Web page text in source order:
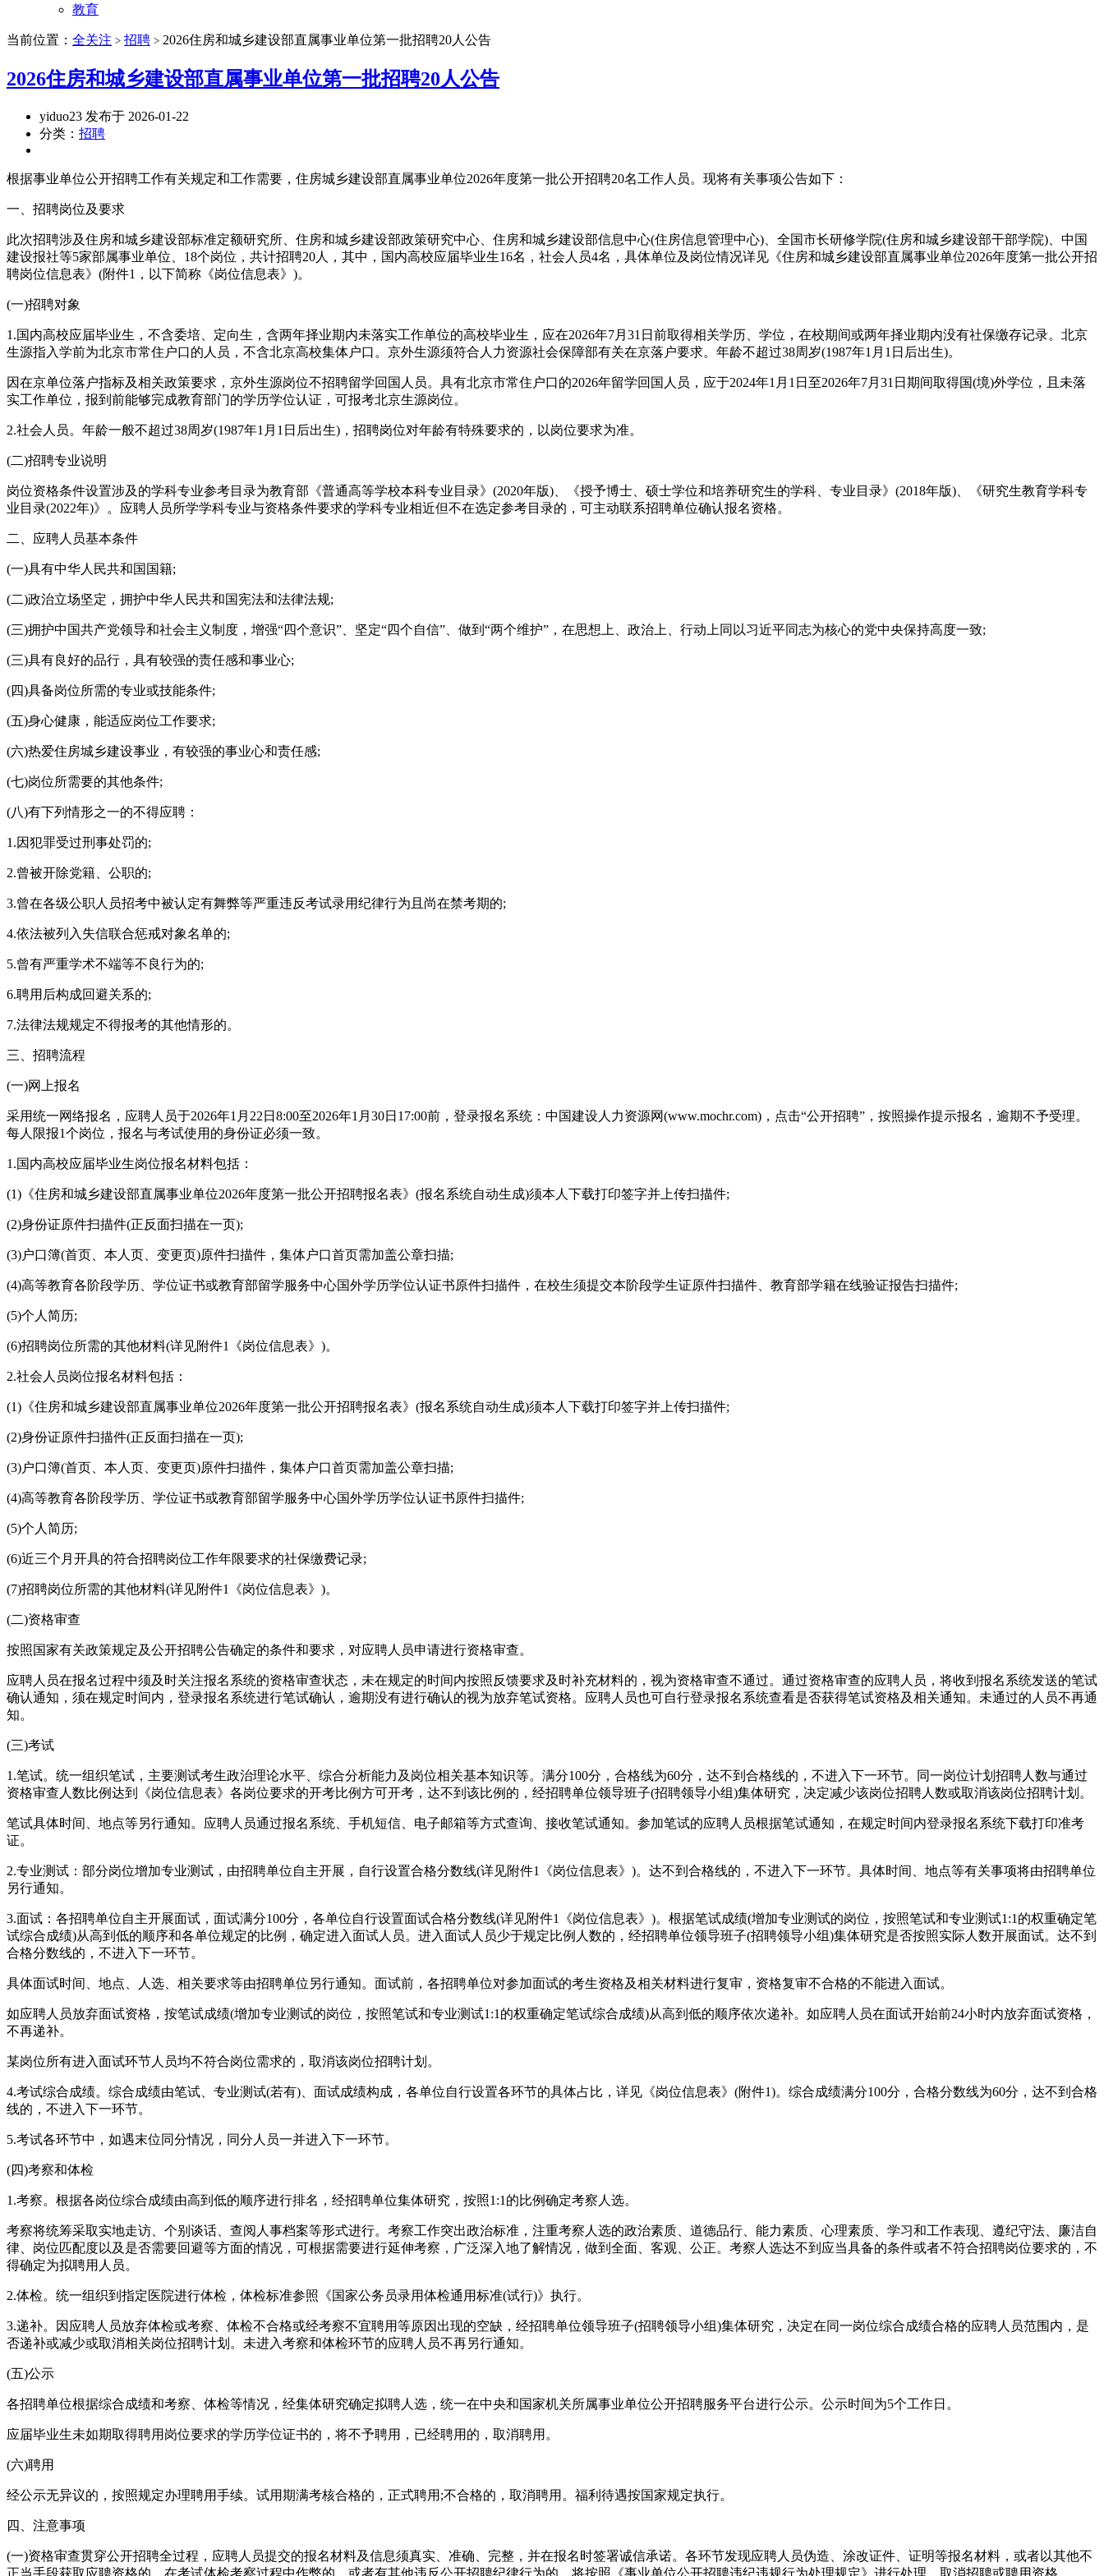
教育
当前位置： 全关注 > 招聘 > 2026住房和城乡建设部直属事业单位第一批招聘20人公告
2026住房和城乡建设部直属事业单位第一批招聘20人公告
yiduo23 发布于 2026-01-22
分类： 招聘
根据事业单位公开招聘工作有关规定和工作需要，住房城乡建设部直属事业单位2026年度第一批公开招聘20名工作人员。现将有关事项公告如下：
一、招聘岗位及要求
此次招聘涉及住房和城乡建设部标准定额研究所、住房和城乡建设部政策研究中心、住房和城乡建设部信息中心(住房信息管理中心)、全国市长研修学院(住房和城乡建设部干部学院)、中国
建设报社等5家部属事业单位、18个岗位，共计招聘20人，其中，国内高校应届毕业生16名，社会人员4名，具体单位及岗位情况详见《住房和城乡建设部直属事业单位2026年度第一批公开招
聘岗位信息表》(附件1，以下简称《岗位信息表》)。
(一)招聘对象
1.国内高校应届毕业生，不含委培、定向生，含两年择业期内未落实工作单位的高校毕业生，应在2026年7月31日前取得相关学历、学位，在校期间或两年择业期内没有社保缴存记录。北京
生源指入学前为北京市常住户口的人员，不含北京高校集体户口。京外生源须符合人力资源社会保障部有关在京落户要求。年龄不超过38周岁(1987年1月1日后出生)。
因在京单位落户指标及相关政策要求，京外生源岗位不招聘留学回国人员。具有北京市常住户口的2026年留学回国人员，应于2024年1月1日至2026年7月31日期间取得国(境)外学位，且未落
实工作单位，报到前能够完成教育部门的学历学位认证，可报考北京生源岗位。
2.社会人员。年龄一般不超过38周岁(1987年1月1日后出生)，招聘岗位对年龄有特殊要求的，以岗位要求为准。
(二)招聘专业说明
岗位资格条件设置涉及的学科专业参考目录为教育部《普通高等学校本科专业目录》(2020年版)、《授予博士、硕士学位和培养研究生的学科、专业目录》(2018年版)、《研究生教育学科专
业目录(2022年)》。应聘人员所学学科专业与资格条件要求的学科专业相近但不在选定参考目录的，可主动联系招聘单位确认报名资格。
二、应聘人员基本条件
(一)具有中华人民共和国国籍;
(二)政治立场坚定，拥护中华人民共和国宪法和法律法规;
(三)拥护中国共产党领导和社会主义制度，增强“四个意识”、坚定“四个自信”、做到“两个维护”，在思想上、政治上、行动上同以习近平同志为核心的党中央保持高度一致;
(三)具有良好的品行，具有较强的责任感和事业心;
(四)具备岗位所需的专业或技能条件;
(五)身心健康，能适应岗位工作要求;
(六)热爱住房城乡建设事业，有较强的事业心和责任感;
(七)岗位所需要的其他条件;
(八)有下列情形之一的不得应聘：
1.因犯罪受过刑事处罚的;
2.曾被开除党籍、公职的;
3.曾在各级公职人员招考中被认定有舞弊等严重违反考试录用纪律行为且尚在禁考期的;
4.依法被列入失信联合惩戒对象名单的;
5.曾有严重学术不端等不良行为的;
6.聘用后构成回避关系的;
7.法律法规规定不得报考的其他情形的。
三、招聘流程
(一)网上报名
采用统一网络报名，应聘人员于2026年1月22日8:00至2026年1月30日17:00前，登录报名系统：中国建设人力资源网(www.mochr.com)，点击“公开招聘”，按照操作提示报名，逾期不予受理。
每人限报1个岗位，报名与考试使用的身份证必须一致。
1.国内高校应届毕业生岗位报名材料包括：
(1)《住房和城乡建设部直属事业单位2026年度第一批公开招聘报名表》(报名系统自动生成)须本人下载打印签字并上传扫描件;
(2)身份证原件扫描件(正反面扫描在一页);
(3)户口簿(首页、本人页、变更页)原件扫描件，集体户口首页需加盖公章扫描;
(4)高等教育各阶段学历、学位证书或教育部留学服务中心国外学历学位认证书原件扫描件，在校生须提交本阶段学生证原件扫描件、教育部学籍在线验证报告扫描件;
(5)个人简历;
(6)招聘岗位所需的其他材料(详见附件1《岗位信息表》)。
2.社会人员岗位报名材料包括：
(1)《住房和城乡建设部直属事业单位2026年度第一批公开招聘报名表》(报名系统自动生成)须本人下载打印签字并上传扫描件;
(2)身份证原件扫描件(正反面扫描在一页);
(3)户口簿(首页、本人页、变更页)原件扫描件，集体户口首页需加盖公章扫描;
(4)高等教育各阶段学历、学位证书或教育部留学服务中心国外学历学位认证书原件扫描件;
(5)个人简历;
(6)近三个月开具的符合招聘岗位工作年限要求的社保缴费记录;
(7)招聘岗位所需的其他材料(详见附件1《岗位信息表》)。
(二)资格审查
按照国家有关政策规定及公开招聘公告确定的条件和要求，对应聘人员申请进行资格审查。
应聘人员在报名过程中须及时关注报名系统的资格审查状态，未在规定的时间内按照反馈要求及时补充材料的，视为资格审查不通过。通过资格审查的应聘人员，将收到报名系统发送的笔试
确认通知，须在规定时间内，登录报名系统进行笔试确认，逾期没有进行确认的视为放弃笔试资格。应聘人员也可自行登录报名系统查看是否获得笔试资格及相关通知。未通过的人员不再通
知。
(三)考试
1.笔试。统一组织笔试，主要测试考生政治理论水平、综合分析能力及岗位相关基本知识等。满分100分，合格线为60分，达不到合格线的，不进入下一环节。同一岗位计划招聘人数与通过
资格审查人数比例达到《岗位信息表》各岗位要求的开考比例方可开考，达不到该比例的，经招聘单位领导班子(招聘领导小组)集体研究，决定减少该岗位招聘人数或取消该岗位招聘计划。
笔试具体时间、地点等另行通知。应聘人员通过报名系统、手机短信、电子邮箱等方式查询、接收笔试通知。参加笔试的应聘人员根据笔试通知，在规定时间内登录报名系统下载打印准考
证。
2.专业测试：部分岗位增加专业测试，由招聘单位自主开展，自行设置合格分数线(详见附件1《岗位信息表》)。达不到合格线的，不进入下一环节。具体时间、地点等有关事项将由招聘单位
另行通知。
3.面试：各招聘单位自主开展面试，面试满分100分，各单位自行设置面试合格分数线(详见附件1《岗位信息表》)。根据笔试成绩(增加专业测试的岗位，按照笔试和专业测试1:1的权重确定笔
试综合成绩)从高到低的顺序和各单位规定的比例，确定进入面试人员。进入面试人员少于规定比例人数的，经招聘单位领导班子(招聘领导小组)集体研究是否按照实际人数开展面试。达不到
合格分数线的，不进入下一环节。
具体面试时间、地点、人选、相关要求等由招聘单位另行通知。面试前，各招聘单位对参加面试的考生资格及相关材料进行复审，资格复审不合格的不能进入面试。
如应聘人员放弃面试资格，按笔试成绩(增加专业测试的岗位，按照笔试和专业测试1:1的权重确定笔试综合成绩)从高到低的顺序依次递补。如应聘人员在面试开始前24小时内放弃面试资格，
不再递补。
某岗位所有进入面试环节人员均不符合岗位需求的，取消该岗位招聘计划。
4.考试综合成绩。综合成绩由笔试、专业测试(若有)、面试成绩构成，各单位自行设置各环节的具体占比，详见《岗位信息表》(附件1)。综合成绩满分100分，合格分数线为60分，达不到合格
线的，不进入下一环节。
5.考试各环节中，如遇末位同分情况，同分人员一并进入下一环节。
(四)考察和体检
1.考察。根据各岗位综合成绩由高到低的顺序进行排名，经招聘单位集体研究，按照1:1的比例确定考察人选。
考察将统筹采取实地走访、个别谈话、查阅人事档案等形式进行。考察工作突出政治标准，注重考察人选的政治素质、道德品行、能力素质、心理素质、学习和工作表现、遵纪守法、廉洁自
律、岗位匹配度以及是否需要回避等方面的情况，可根据需要进行延伸考察，广泛深入地了解情况，做到全面、客观、公正。考察人选达不到应当具备的条件或者不符合招聘岗位要求的，不
得确定为拟聘用人员。
2.体检。统一组织到指定医院进行体检，体检标准参照《国家公务员录用体检通用标准(试行)》执行。
3.递补。因应聘人员放弃体检或考察、体检不合格或经考察不宜聘用等原因出现的空缺，经招聘单位领导班子(招聘领导小组)集体研究，决定在同一岗位综合成绩合格的应聘人员范围内，是
否递补或减少或取消相关岗位招聘计划。未进入考察和体检环节的应聘人员不再另行通知。
(五)公示
各招聘单位根据综合成绩和考察、体检等情况，经集体研究确定拟聘人选，统一在中央和国家机关所属事业单位公开招聘服务平台进行公示。公示时间为5个工作日。
应届毕业生未如期取得聘用岗位要求的学历学位证书的，将不予聘用，已经聘用的，取消聘用。
(六)聘用
经公示无异议的，按照规定办理聘用手续。试用期满考核合格的，正式聘用;不合格的，取消聘用。福利待遇按国家规定执行。
四、注意事项
(一)资格审查贯穿公开招聘全过程，应聘人员提交的报名材料及信息须真实、准确、完整，并在报名时签署诚信承诺。各环节发现应聘人员伪造、涂改证件、证明等报名材料，或者以其他不
正当手段获取应聘资格的，在考试体检考察过程中作弊的，或者有其他违反公开招聘纪律行为的，将按照《事业单位公开招聘违纪违规行为处理规定》进行处理，取消招聘或聘用资格。